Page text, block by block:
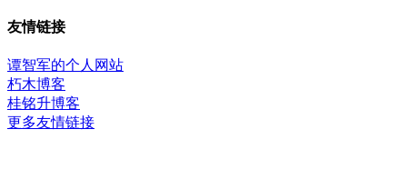
友情链接
谭智军的个人网站
朽木博客
桂铭升博客
更多友情链接